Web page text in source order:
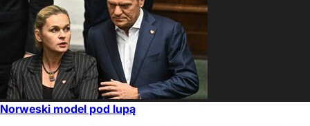
Norweski model pod lupą